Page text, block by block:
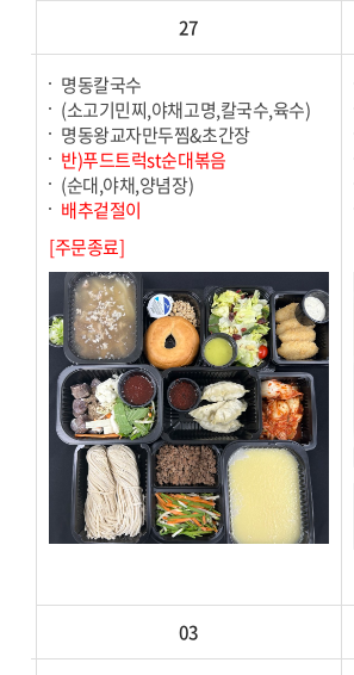
27
명동칼국수
(소고기민찌,야채고명,칼국수,육수)
명동왕교자만두찜&초간장
반)푸드트럭st순대볶음
(순대,야채,양념장)
배추겉절이
[주문종료]
03